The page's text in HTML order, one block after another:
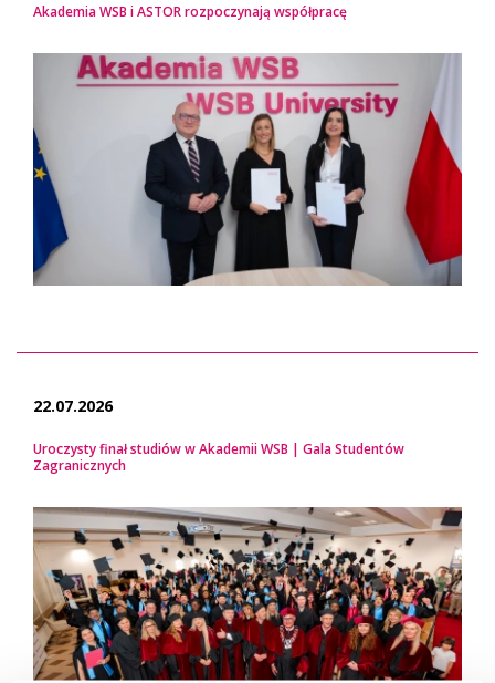
Akademia WSB i ASTOR rozpoczynają współpracę
22.07.2026
Uroczysty finał studiów w Akademii WSB | Gala Studentów
Zagranicznych